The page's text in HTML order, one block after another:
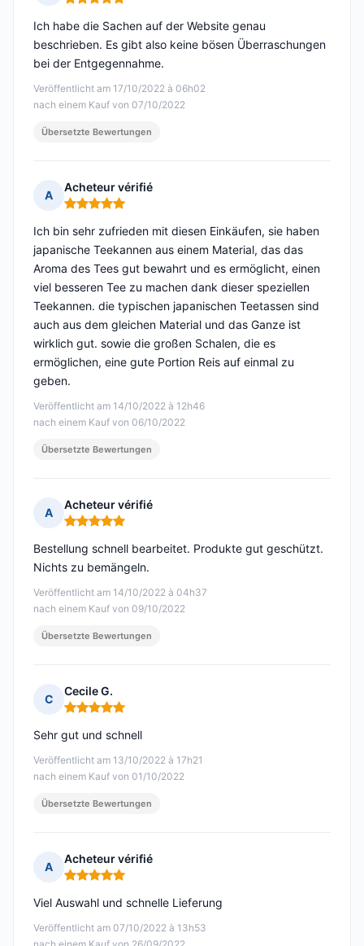
Hinweis: 5 von 5
Veröffentlicht am 17/10/2022 à 06h02
nach einem Kauf von 07/10/2022
Ich habe die Sachen auf der Website genau
beschrieben. Es gibt also keine bösen Überraschungen
bei der Entgegennahme.
Übersetzte Bewertungen
A
Acheteur vérifié
Hinweis: 5 von 5
Veröffentlicht am 14/10/2022 à 12h46
nach einem Kauf von 06/10/2022
Ich bin sehr zufrieden mit diesen Einkäufen, sie haben
japanische Teekannen aus einem Material, das das
Aroma des Tees gut bewahrt und es ermöglicht, einen
viel besseren Tee zu machen dank dieser speziellen
Teekannen. die typischen japanischen Teetassen sind
auch aus dem gleichen Material und das Ganze ist
wirklich gut. sowie die großen Schalen, die es
ermöglichen, eine gute Portion Reis auf einmal zu
geben.
Übersetzte Bewertungen
A
Acheteur vérifié
Hinweis: 5 von 5
Veröffentlicht am 14/10/2022 à 04h37
nach einem Kauf von 09/10/2022
Bestellung schnell bearbeitet. Produkte gut geschützt.
Nichts zu bemängeln.
Übersetzte Bewertungen
C
Cecile G.
Hinweis: 5 von 5
Veröffentlicht am 13/10/2022 à 17h21
nach einem Kauf von 01/10/2022
Sehr gut und schnell
Übersetzte Bewertungen
A
Acheteur vérifié
Hinweis: 5 von 5
Veröffentlicht am 07/10/2022 à 13h53
Viel Auswahl und schnelle Lieferung